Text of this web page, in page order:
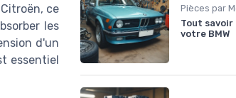
ce
les
d'un
essentiel
Tout savoir
votre BMW